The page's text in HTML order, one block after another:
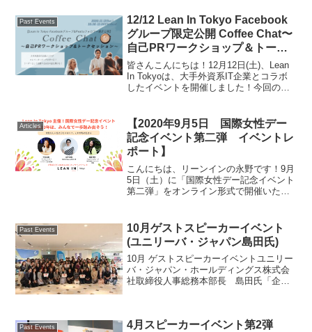
Past Events
12/12 Lean In Tokyo Facebook
グループ限定公開 Coffee Chat〜
自己PRワークショップ＆トーク
セッション〜 イベントレポート
皆さんこんにちは！12月12日(土)、Lean
In Tokyoは、大手外資系IT企業とコラボ
したイベントを開催しました！今回のイ
話を聞きたい」と思っている参加者に...
Articles
【2020年9月5日 国際女性デー
記念イベント第二弾 イベントレ
ポート】
こんにちは、リーンインの永野です！9月
5日（土）に「国際女性デー記念イベント
第二弾」をオンライン形式で開催いたし
て、これが私の生き方～」というテーマ
の元、今回のイベン...
Past Events
10月ゲストスピーカーイベント
(ユニリーバ・ジャパン島田氏)
10月 ゲストスピーカーイベントユニリー
バ・ジャパン・ホールディングス株式会
社取締役人事総務本部長 島田氏「企業
ベントを開催しまし...
Past Events
4月スピーカーイベント第2弾